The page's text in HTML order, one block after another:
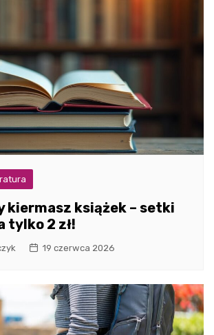
kiermasz książek – setki
tylko 2 zł!
19 czerwca 2026